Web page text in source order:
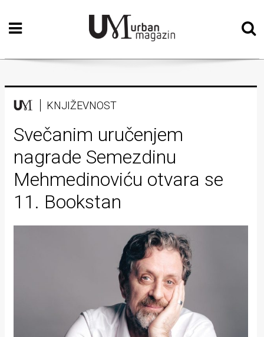
Početna
Vizualne
Teatar
Književnost
Muzika
Film
Intervju
Kolumne
KNJIŽEVNOST
Svečanim uručenjem
nagrade Semezdinu
Mehmedinoviću otvara se
11. Bookstan